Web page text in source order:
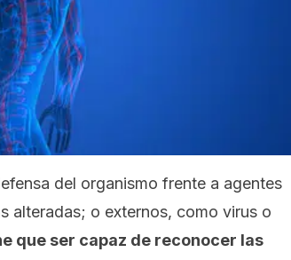
del organismo frente a agentes
alteradas; o externos, como virus o
que ser capaz de reconocer las